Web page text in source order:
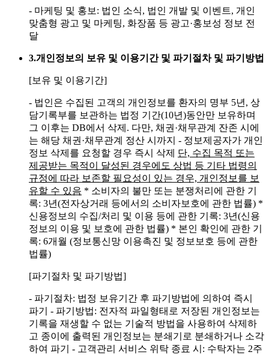
- 마케팅 및 홍보: 법인 소식, 법인 개발 및 이벤트, 개인
맞춤형 광고 및 마케팅, 화장품 등 광고·홍보성 정보 전
달
3.개인정보의 보유 및 이용기간 및 파기절차 및 파기방법
[보유 및 이용기간]
- 법인은 수집된 고객의 개인정보를 환자의 명부 5년, 상
담기록부를 보관하는 법정 기간(10년)동안만 보유하며
그 이후는 DB에서 삭제. 다만, 채권·채무관계 잔존 시에
는 해당 채권·채무관계 정산 시까지 - 정보제공자가 개인
정보 삭제를 요청할 경우 즉시 삭제 단, 수집 목적 또는
제공받는 목적이 달성된 경우에도 상법 등 기타 법령의
규정에 따라 보존할 필요성이 있는 경우, 개인정보를 보
유할 수 있음 * 소비자의 불만 또는 분쟁처리에 관한 기
록: 3년(전자상거래 등에서의 소비자보호에 관한 법률) *
신용정보의 수집/처리 및 이용 등에 관한 기록: 3년(신용
정보의 이용 및 보호에 관한 법률) * 본인 확인에 관한 기
록: 6개월 (정보통신망 이용촉진 및 정보보호 등에 관한
법률)
[파기절차 및 파기방법]
- 파기절차: 법정 보유기간 후 파기방법에 의하여 즉시
파기
- 파기방법: 전자적 파일형태로 저장된 개인정보는
기록을 재생할 수 없는 기술적 방법을 사용하여 삭제하
고 종이에 출력된 개인정보는 분쇄기로 분쇄하거나 소각
하여 파기
- 고객관리 서비스 위탁 종료 시: 수탁자는 2주